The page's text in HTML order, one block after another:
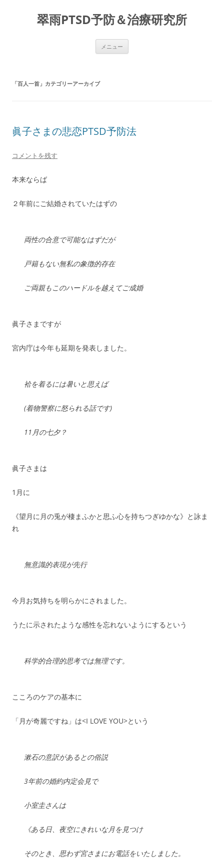
翠雨PTSD予防＆治療研究所
メニュー
「百人一首 」カテゴリーアーカイブ
眞子さまの悲恋PTSD予防法
コメントを残す
本来ならば
２年前にご結婚されていたはずの
両性の合意で可能なはずだが
戸籍もない無私の象徴的存在
ご両親もこのハードルを越えてご成婚
眞子さまですが
宮内庁は今年も延期を発表しました。
袷を着るには暑いと思えば
(着物警察に怒られる話です)
11月の七夕？
眞子さまは
1月に
《望月に月の兎が棲まふかと思ふ心を持ちつぎゆかな》と詠ま
れ
無意識的表現が先行
今月お気持ちを明らかにされました。
うたに示されたような感性を忘れないようにするという
科学的合理的思考では無理です。
こころのケアの基本に
「月が奇麗ですね」は<I LOVE YOU>という
漱石の意訳があるとの俗説
3年前の婚約内定会見で
小室圭さんは
《ある日、夜空にきれいな月を見つけ
そのとき、思わず宮さまにお電話をいたしました。